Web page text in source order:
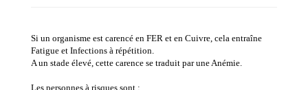
Si un organisme est carencé en FER et en Cuivre, cela entraîne
Fatigue et Infections à répétition.
A un stade élevé, cette carence se traduit par une Anémie.
Les personnes à risques sont :